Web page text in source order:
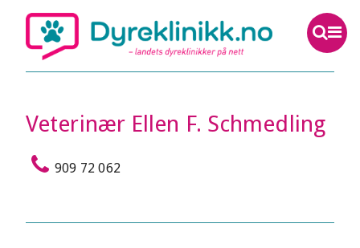
Veterinær Ellen F. Schmedling
909 72 062